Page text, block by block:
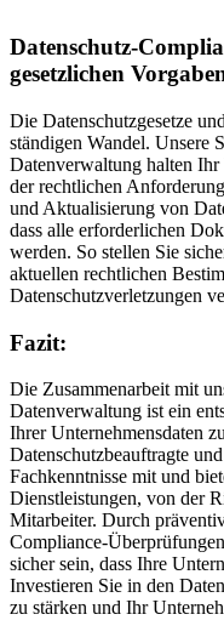
Datenschutz-
gesetzlichen
Die Datenschutzgesetze
ständigen Wandel. Unsere
Datenverwaltung halten Ihr
der rechtlichen
und Aktualisierung von
dass alle erforderlichen
werden. So stellen Sie
aktuellen rechtlichen
Datenschutzverletzungen
Fazit:
Die Zusammenarbeit mit
Datenverwaltung ist ein
Ihrer Unternehmensdaten
Datenschutzbeauftragte
Fachkenntnisse mit und
Dienstleistungen, von der
Mitarbeiter. Durch
Compliance-
sicher sein, dass Ihre
Investieren Sie in den
zu stärken und Ihr